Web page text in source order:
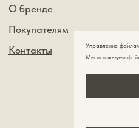
Управление
Мы используем